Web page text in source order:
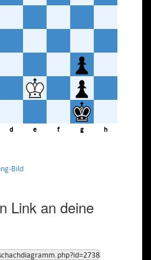
d e f g h
Bild
Link an deine